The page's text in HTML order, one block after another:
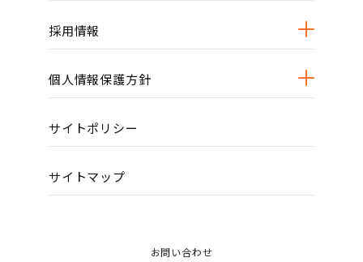
採用情報
個人情報保護方針
サイトポリシー
サイトマップ
お問い合わせ